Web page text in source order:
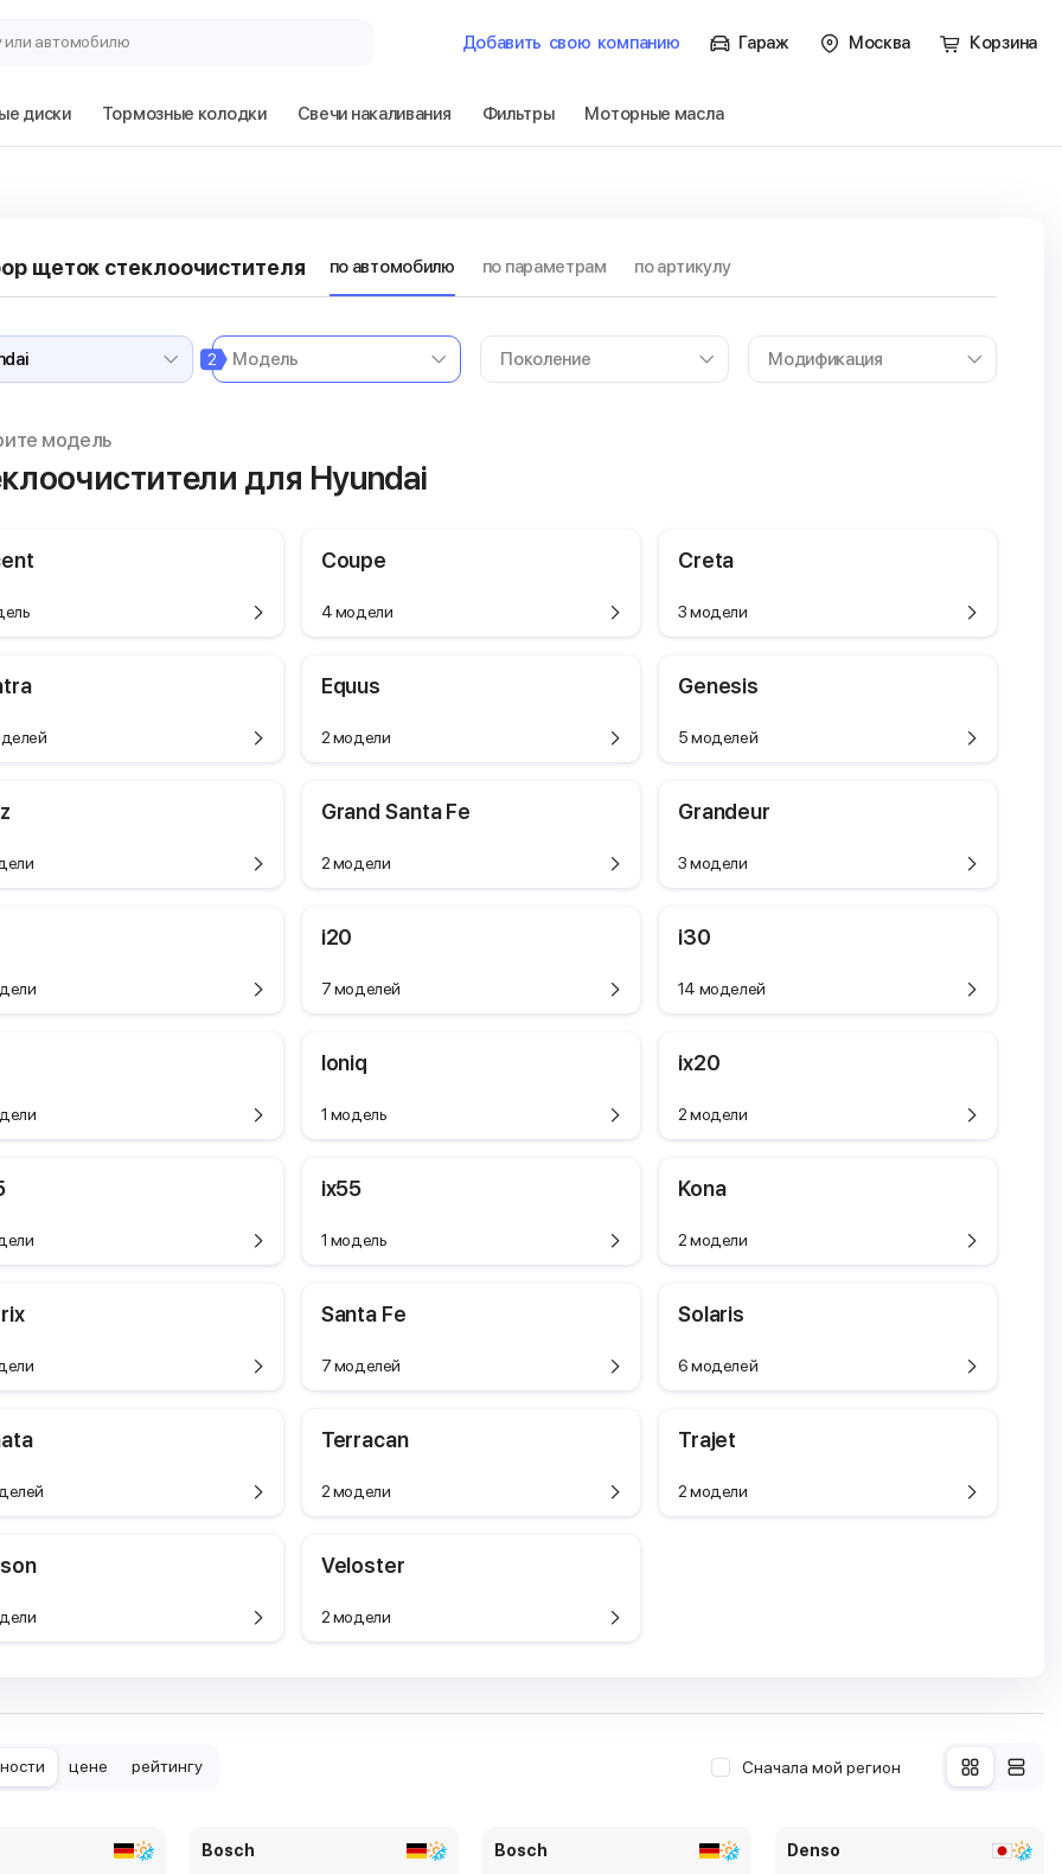
или автомобилю Добавить свою компанию Гараж Москва Корзина
диски Тормозные колодки Свечи накаливания Фильтры Моторные масла
щеток стеклоочистителя по автомобилю по параметрам по артикулу
2
модель
для Hyundai
Coupe
4 модели
Creta
3 модели
Equus
2 модели
Genesis
5 моделей
Grand Santa Fe
2 модели
Grandeur
3 модели
i20
7 моделей
i30
14 моделей
Ioniq
1 модель
ix20
2 модели
ix55
1 модель
Kona
2 модели
Santa Fe
7 моделей
Solaris
6 моделей
Terracan
2 модели
Trajet
2 модели
Veloster
2 модели
цене рейтингу Сначала мой регион
Bosch Bosch Denso